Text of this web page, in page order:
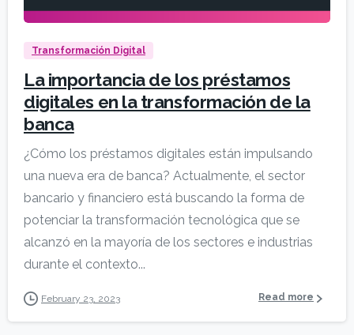
Transformación Digital
La importancia de los préstamos
digitales en la transformación de la
banca
¿Cómo los préstamos digitales están impulsando
una nueva era de banca? Actualmente, el sector
bancario y financiero está buscando la forma de
potenciar la transformación tecnológica que se
alcanzó en la mayoría de los sectores e industrias
durante el contexto...
February 23, 2023 Read more